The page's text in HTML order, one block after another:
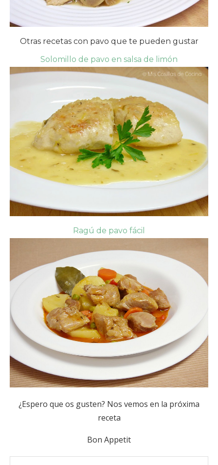
Otras recetas con pavo que te pueden gustar
Solomillo de pavo en salsa de limón
Ragú de pavo fácil
¿Espero que os gusten? Nos vemos en la próxima
receta
Bon Appetit